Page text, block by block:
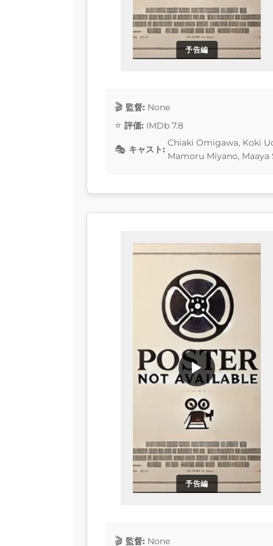
予告編
監督: None
評価: IMDb 7.8
キャスト:
Chiaki Omigawa, Koki
Mamoru Miyano, Maaya
予告編
▶
監督: None